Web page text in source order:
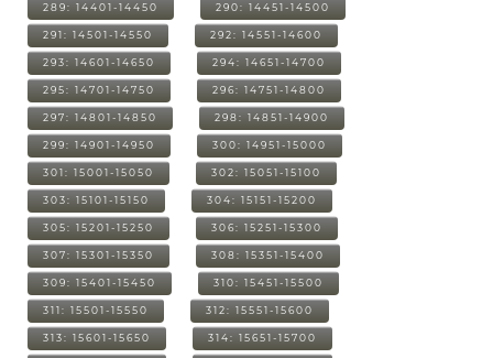
289: 14401-14450 290: 14451-14500
291: 14501-14550 292: 14551-14600
293: 14601-14650 294: 14651-14700
295: 14701-14750 296: 14751-14800
297: 14801-14850 298: 14851-14900
299: 14901-14950 300: 14951-15000
301: 15001-15050 302: 15051-15100
303: 15101-15150 304: 15151-15200
305: 15201-15250 306: 15251-15300
307: 15301-15350 308: 15351-15400
309: 15401-15450 310: 15451-15500
311: 15501-15550 312: 15551-15600
313: 15601-15650 314: 15651-15700